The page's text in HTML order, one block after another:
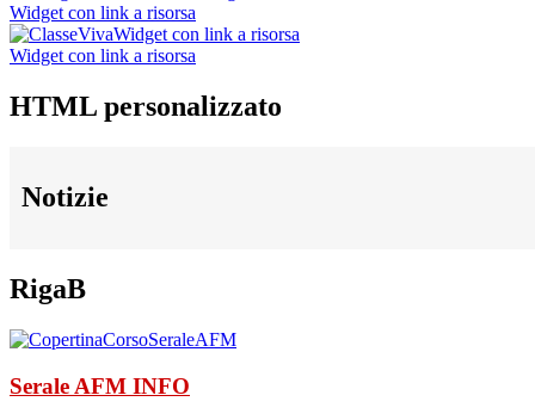
Widget con link a risorsa
Widget con link a risorsa
Widget con link a risorsa
HTML personalizzato
Notizie
RigaB
Serale AFM INFO